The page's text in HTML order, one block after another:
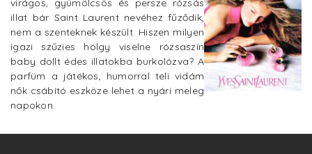
virágos, gyümölcsös és persze rózsás
illat bár Saint Laurent nevéhez fűződik,
nem a szenteknek készült. Hiszen milyen
igazi szűzies hölgy viselne rózsaszín
baby dollt édes illatokba burkolózva? A
parfüm a játékos, humorral teli vidám
nők csábító eszköze lehet a nyári meleg
napokon.